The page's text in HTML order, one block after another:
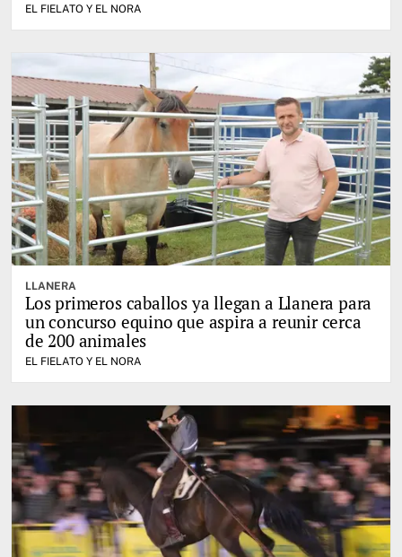
EL FIELATO Y EL NORA
LLANERA
Los primeros caballos ya llegan a Llanera para
un concurso equino que aspira a reunir cerca
de 200 animales
EL FIELATO Y EL NORA